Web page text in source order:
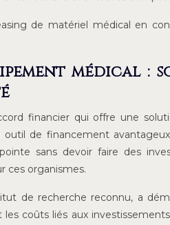
de matériel médical en
médical :
financier qui offre une
de financement
sans devoir faire des
ces organismes.
de recherche reconnu, a
coûts liés aux